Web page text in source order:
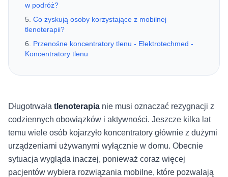
w podróż?
Co zyskują osoby korzystające z mobilnej
tlenoterapii?
Przenośne koncentratory tlenu - Elektrotechmed -
Koncentratory tlenu
Długotrwała tlenoterapia nie musi oznaczać rezygnacji z
codziennych obowiązków i aktywności. Jeszcze kilka lat
temu wiele osób kojarzyło koncentratory głównie z dużymi
urządzeniami używanymi wyłącznie w domu. Obecnie
sytuacja wygląda inaczej, ponieważ coraz więcej
pacjentów wybiera rozwiązania mobilne, które pozwalają